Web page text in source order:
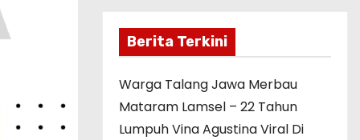
Berita Terkini
Warga Talang Jawa Merbau
Mataram Lamsel – 22 Tahun
Lumpuh Vina Agustina Viral Di